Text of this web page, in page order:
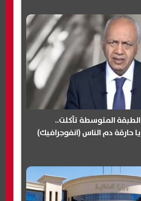
المتوسطة تآكلت..
حارقة دم الناس (انفوجرافيك)